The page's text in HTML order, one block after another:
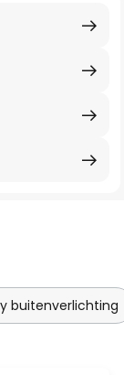
buitenverlichting